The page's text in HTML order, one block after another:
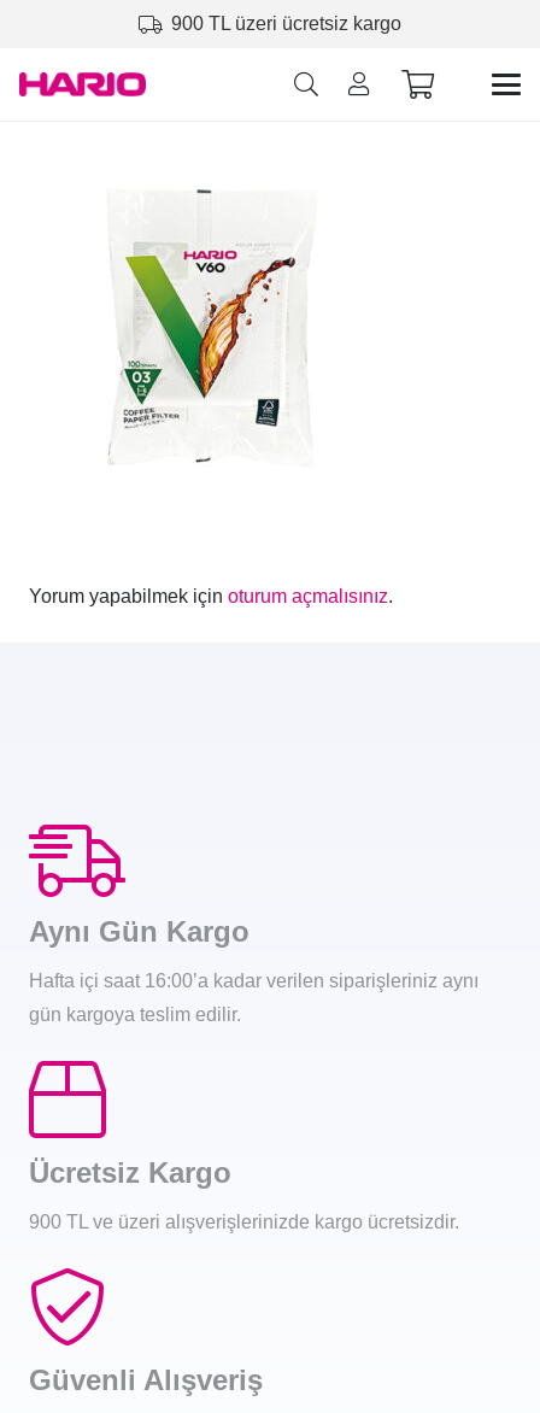
900 TL üzeri ücretsiz kargo
Yorum yapabilmek için oturum açmalısınız.
Aynı Gün Kargo
Hafta içi saat 16:00’a kadar verilen siparişleriniz aynı
gün kargoya teslim edilir.
Ücretsiz Kargo
900 TL ve üzeri alışverişlerinizde kargo ücretsizdir.
Güvenli Alışveriş